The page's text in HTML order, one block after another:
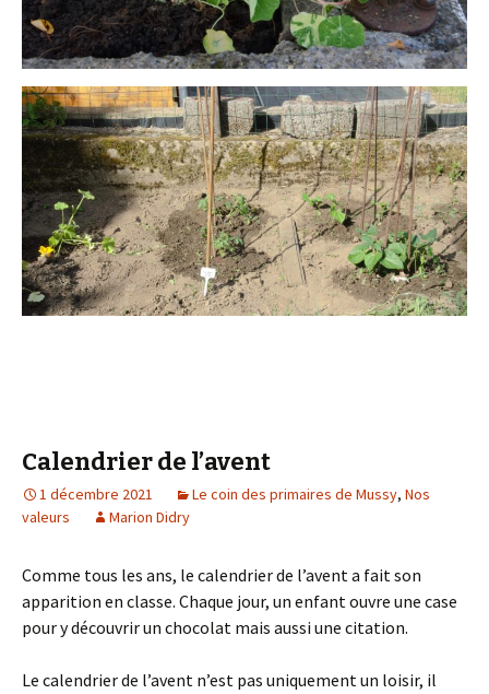
Calendrier de l’avent
1 décembre 2021 Le coin des primaires de Mussy, Nos
valeurs
Marion Didry
Comme tous les ans, le calendrier de l’avent a fait son
apparition en classe. Chaque jour, un enfant ouvre une case
pour y découvrir un chocolat mais aussi une citation.
Le calendrier de l’avent n’est pas uniquement un loisir, il